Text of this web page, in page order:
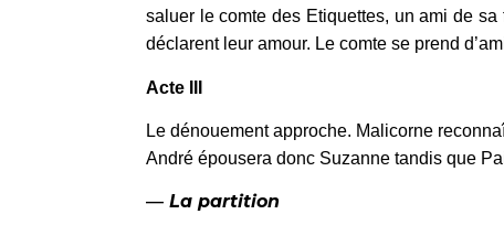
saluer le comte des Etiquettes, un ami de
déclarent leur amour. Le comte se prend
Acte III
Le dénouement approche. Malicorne
André épousera donc Suzanne tandis que
— La partition